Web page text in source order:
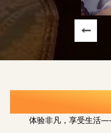
选择
体验非凡，享受生活